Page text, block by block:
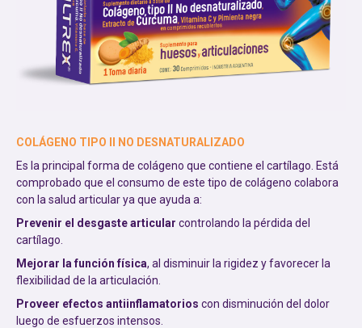
COLÁGENO TIPO II NO DESNATURALIZADO
Es la principal forma de colágeno que contiene el cartílago. Está
comprobado que el consumo de este tipo de colágeno colabora
con la salud articular ya que ayuda a:
Prevenir el desgaste articular controlando la pérdida del
cartílago.
Mejorar la función física, al disminuir la rigidez y favorecer la
flexibilidad de la articulación.
Proveer efectos antiinflamatorios con disminución del dolor
luego de esfuerzos intensos.